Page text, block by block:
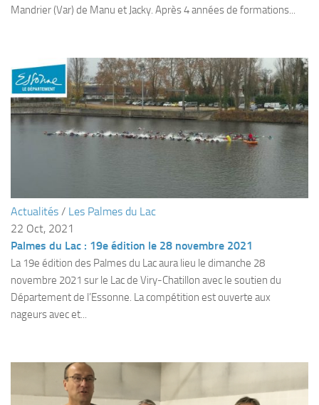
Jeune plongeur
Plongeur N3
Maintien des acquis
Guide de palanquée N4
Responsables
Fosse
Sorties techniques
APNEE
SORTIES
Sorties 2025
Sorties 2024
Mandrier (Var) de Manu et Jacky. Après 4 années de formations...
Actualités / Les Palmes du Lac
22 Oct, 2021
Palmes du Lac : 19e édition le 28 novembre 2021
La 19e édition des Palmes du Lac aura lieu le dimanche 28
novembre 2021 sur le Lac de Viry-Chatillon avec le soutien du
Département de l’Essonne. La compétition est ouverte aux
nageurs avec et...